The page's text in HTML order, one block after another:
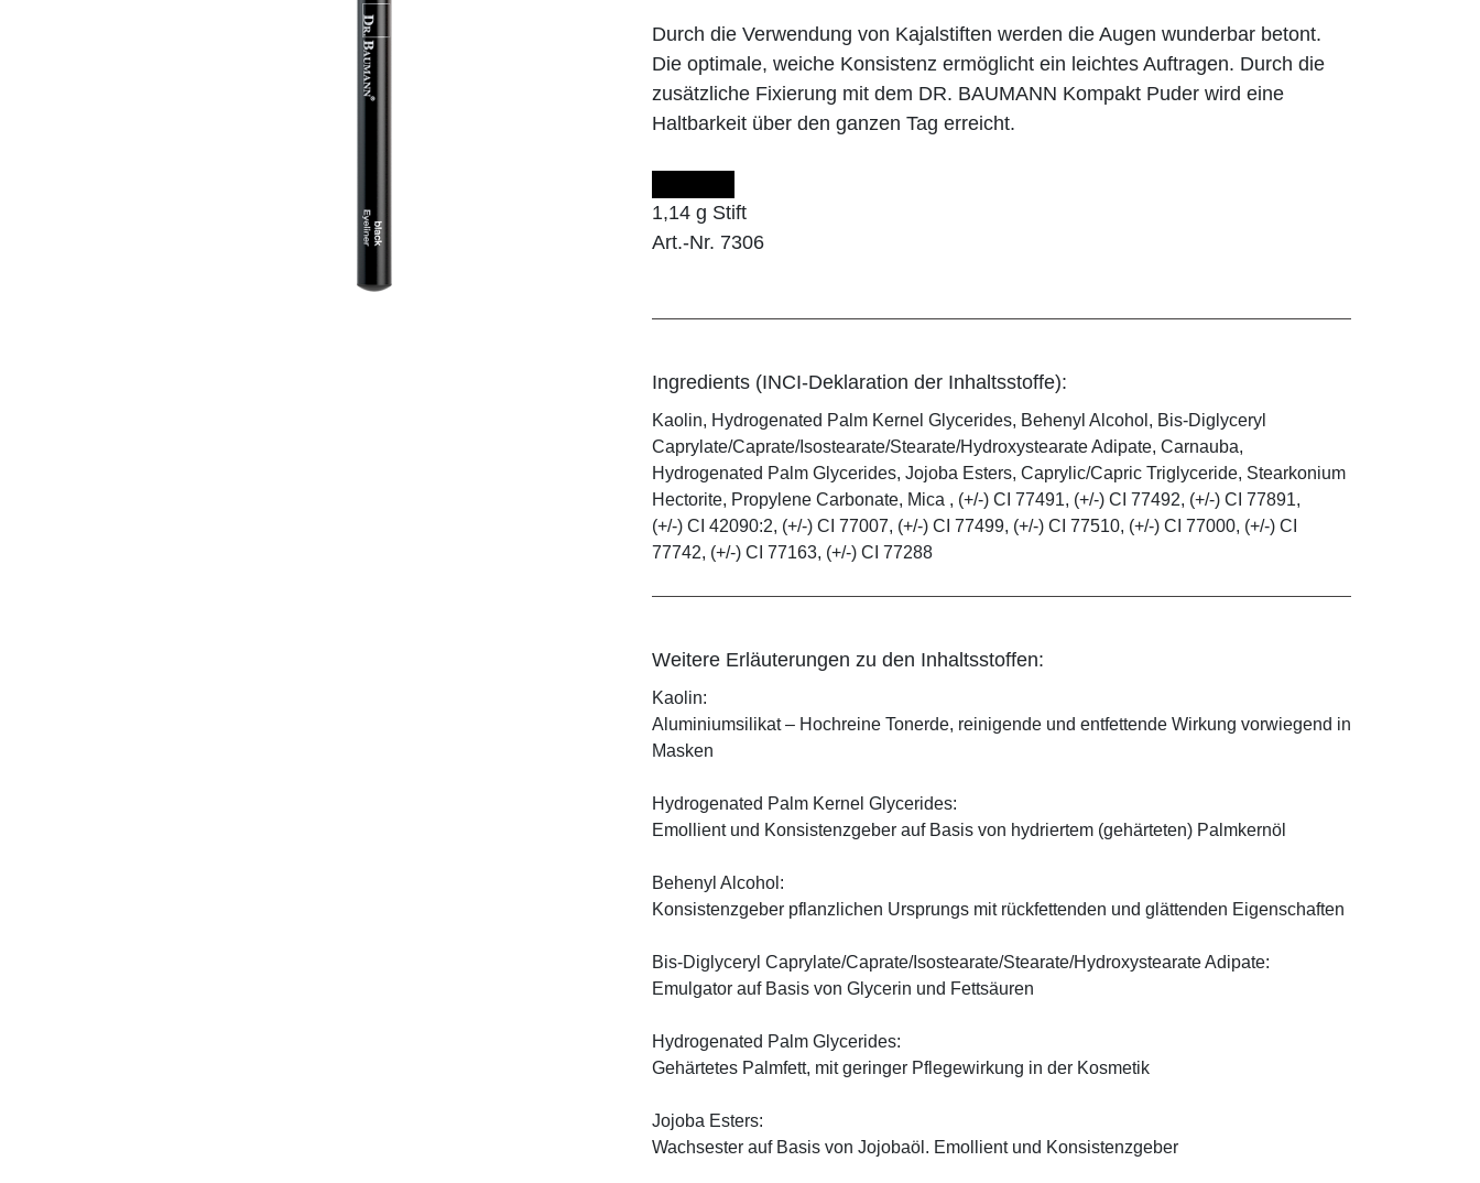
Durch die Verwendung von Kajalstiften werden die Augen wunderbar betont.
Die optimale, weiche Konsistenz ermöglicht ein leichtes Auftragen. Durch die
zusätzliche Fixierung mit dem DR. BAUMANN Kompakt Puder wird eine
Haltbarkeit über den ganzen Tag erreicht.
1,14 g Stift
Art.-Nr. 7306
Ingredients (INCI-Deklaration der Inhaltsstoffe):
Kaolin, Hydrogenated Palm Kernel Glycerides, Behenyl Alcohol, Bis-Diglyceryl
Caprylate/Caprate/Isostearate/Stearate/Hydroxystearate Adipate, Carnauba,
Hydrogenated Palm Glycerides, Jojoba Esters, Caprylic/Capric Triglyceride, Stearkonium
Hectorite, Propylene Carbonate, Mica , (+/-) CI 77491, (+/-) CI 77492, (+/-) CI 77891,
(+/-) CI 42090:2, (+/-) CI 77007, (+/-) CI 77499, (+/-) CI 77510, (+/-) CI 77000, (+/-) CI
77742, (+/-) CI 77163, (+/-) CI 77288
Weitere Erläuterungen zu den Inhaltsstoffen:
Kaolin:
Aluminiumsilikat – Hochreine Tonerde, reinigende und entfettende Wirkung vorwiegend in
Masken
Hydrogenated Palm Kernel Glycerides:
Emollient und Konsistenzgeber auf Basis von hydriertem (gehärteten) Palmkernöl
Behenyl Alcohol:
Konsistenzgeber pflanzlichen Ursprungs mit rückfettenden und glättenden Eigenschaften
Bis-Diglyceryl Caprylate/Caprate/Isostearate/Stearate/Hydroxystearate Adipate:
Emulgator auf Basis von Glycerin und Fettsäuren
Hydrogenated Palm Glycerides:
Gehärtetes Palmfett, mit geringer Pflegewirkung in der Kosmetik
Jojoba Esters:
Wachsester auf Basis von Jojobaöl. Emollient und Konsistenzgeber